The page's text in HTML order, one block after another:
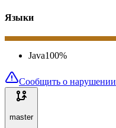
Языки
Java100%
Сообщить о нарушении
master